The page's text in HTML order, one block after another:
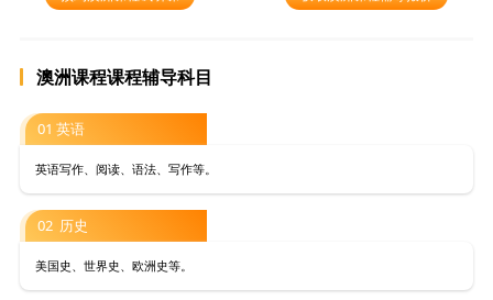
澳洲课程课程辅导科目
01 英语
英语写作、阅读、语法、写作等。
02 历史
美国史、世界史、欧洲史等。